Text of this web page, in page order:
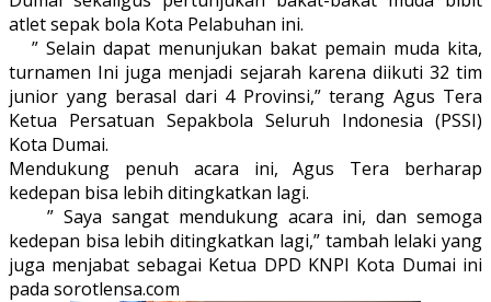
atlet sepak bola Kota Pelabuhan ini.
” Selain dapat menunjukan bakat pemain muda kita,
turnamen Ini juga menjadi sejarah karena diikuti 32 tim
junior yang berasal dari 4 Provinsi,” terang Agus Tera
Ketua Persatuan Sepakbola Seluruh Indonesia (PSSI)
Kota Dumai.
Mendukung penuh acara ini, Agus Tera berharap
kedepan bisa lebih ditingkatkan lagi.
” Saya sangat mendukung acara ini, dan semoga
kedepan bisa lebih ditingkatkan lagi,” tambah lelaki yang
juga menjabat sebagai Ketua DPD KNPI Kota Dumai ini
pada sorotlensa.com